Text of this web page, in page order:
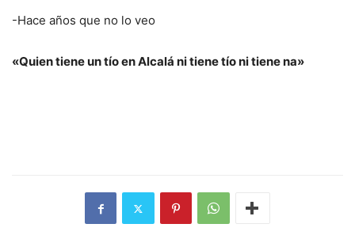
-Hace años que no lo veo
«Quien tiene un tío en Alcalá ni tiene tío ni tiene na»